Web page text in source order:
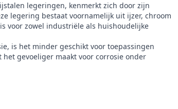
legeringen, kenmerkt zich door zijn
legering bestaat voornamelijk uit ijzer, chroom
voor zowel industriële als huishoudelijke
is het minder geschikt voor toepassingen
gevoeliger maakt voor corrosie onder